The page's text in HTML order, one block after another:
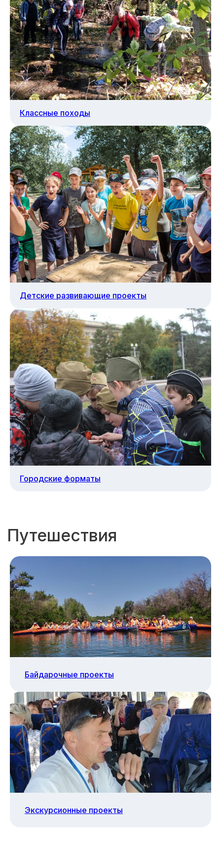
Классные походы
Детские развивающие проекты
Городские форматы
Байдарочные проекты
Экскурсионные проекты
Эксклюзивный проект
Не нашли подходящее
мероприятие или у вас
есть уникальная идея?
Мы разработаем для вас
эксклюзивный проект, который
идеально подойдет под ваши
задачи и пожелания!
Оставить заявку